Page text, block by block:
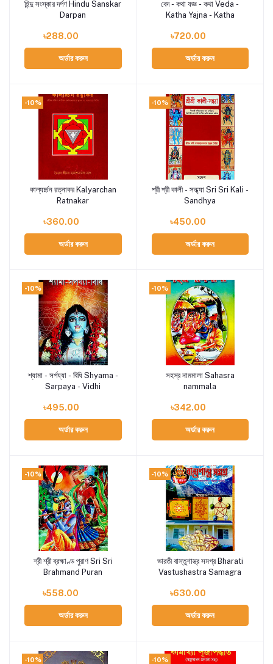
Add to cart
হিন্দু সংস্কার দর্পণ Hindu Sanskar
Darpan
৳288.00
অর্ডার করুন
Add to cart
বেদ - কথা যজ্ঞ - কথা Veda -
Katha Yajna - Katha
৳720.00
অর্ডার করুন
-10%
Add to cart
কাল্যর্চ্চন রত্নাকর Kalyarchan
Ratnakar
৳360.00
অর্ডার করুন
-10%
Add to cart
শ্রী শ্রী কালী - সন্ধ্যা Sri Sri Kali -
Sandhya
৳450.00
অর্ডার করুন
-10%
Add to cart
শ্যামা - সর্পয্যা - বিধি Shyama -
Sarpaya - Vidhi
৳495.00
অর্ডার করুন
-10%
Add to cart
সহস্র নামমালা Sahasra
nammala
৳342.00
অর্ডার করুন
-10%
Add to cart
শ্রী শ্রী ব্রহ্মাণ্ড পুরাণ Sri Sri
Brahmand Puran
৳558.00
অর্ডার করুন
-10%
Add to cart
ভারতী বাস্তুশাস্ত্র সমগ্র Bharati
Vastushastra Samagra
৳630.00
অর্ডার করুন
-10% -10%